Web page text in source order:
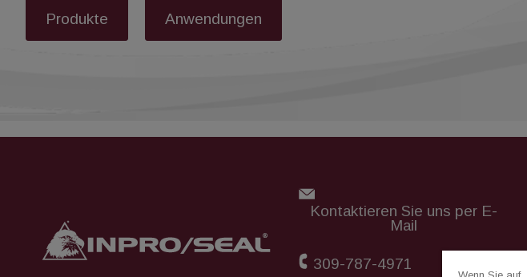
Produkte Anwendungen
Kontaktieren Sie uns per E-
Mail
309-787-4971